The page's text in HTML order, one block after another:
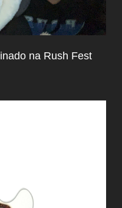
na Rush Fest